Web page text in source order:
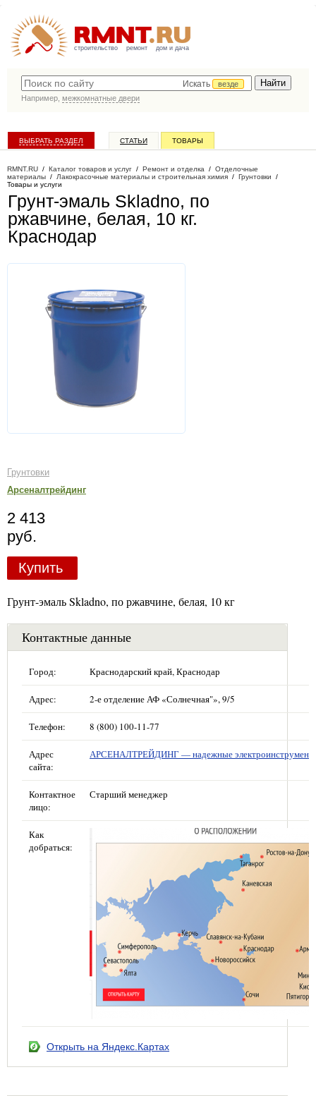
строительство ремонт дом и дача
Искать
везде
Например, межкомнатные двери
ВЫБРАТЬ РАЗДЕЛ СТАТЬИ ТОВАРЫ
RMNT.RU / Каталог товаров и услуг / Ремонт и отделка / Отделочные
материалы / Лакокрасочные материалы и строительная химия / Грунтовки /
Товары и услуги
Грунт-эмаль Skladno, по
ржавчине, белая, 10 кг.
Краснодар
Грунтовки
Арсеналтрейдинг
2 413
руб.
Купить
Грунт-эмаль Skladno, по ржавчине, белая, 10 кг
Контактные данные
Город: Краснодарский край, Краснодар
Адрес: 2-е отделение АФ «Солнечная"», 9/5
Телефон: 8 (800) 100-11-77
Адрес
сайта:
АРСЕНАЛТРЕЙДИНГ — надежные
Контактное
лицо:
Старший менеджер
Как
добраться:
Открыть на Яндекс.Картах